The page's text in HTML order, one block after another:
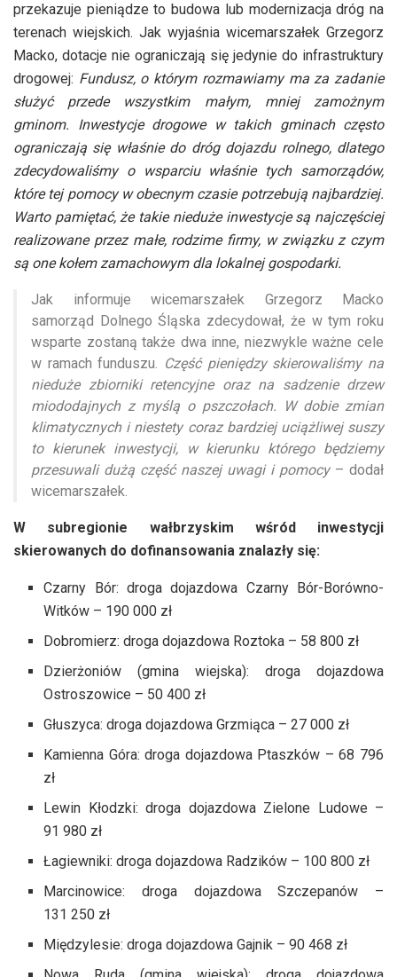
przekazuje pieniądze to budowa lub modernizacja dróg na
terenach wiejskich. Jak wyjaśnia wicemarszałek Grzegorz
Macko, dotacje nie ograniczają się jedynie do infrastruktury
drogowej: Fundusz, o którym rozmawiamy ma za zadanie
służyć przede wszystkim małym, mniej zamożnym
gminom. Inwestycje drogowe w takich gminach często
ograniczają się właśnie do dróg dojazdu rolnego, dlatego
zdecydowaliśmy o wsparciu właśnie tych samorządów,
które tej pomocy w obecnym czasie potrzebują najbardziej.
Warto pamiętać, że takie nieduże inwestycje są najczęściej
realizowane przez małe, rodzime firmy, w związku z czym
są one kołem zamachowym dla lokalnej gospodarki.
Jak informuje wicemarszałek Grzegorz Macko
samorząd Dolnego Śląska zdecydował, że w tym roku
wsparte zostaną także dwa inne, niezwykle ważne cele
w ramach funduszu. Część pieniędzy skierowaliśmy na
nieduże zbiorniki retencyjne oraz na sadzenie drzew
miododajnych z myślą o pszczołach. W dobie zmian
klimatycznych i niestety coraz bardziej uciążliwej suszy
to kierunek inwestycji, w kierunku którego będziemy
przesuwali dużą część naszej uwagi i pomocy – dodał
wicemarszałek.
W subregionie wałbrzyskim wśród inwestycji
skierowanych do dofinansowania znalazły się:
Czarny Bór: droga dojazdowa Czarny Bór-Borówno-
Witków – 190 000 zł
Dobromierz: droga dojazdowa Roztoka – 58 800 zł
Dzierżoniów (gmina wiejska): droga dojazdowa
Ostroszowice – 50 400 zł
Głuszyca: droga dojazdowa Grzmiąca – 27 000 zł
Kamienna Góra: droga dojazdowa Ptaszków – 68 796
zł
Lewin Kłodzki: droga dojazdowa Zielone Ludowe –
91 980 zł
Łagiewniki: droga dojazdowa Radzików – 100 800 zł
Marcinowice: droga dojazdowa Szczepanów –
131 250 zł
Międzylesie: droga dojazdowa Gajnik – 90 468 zł